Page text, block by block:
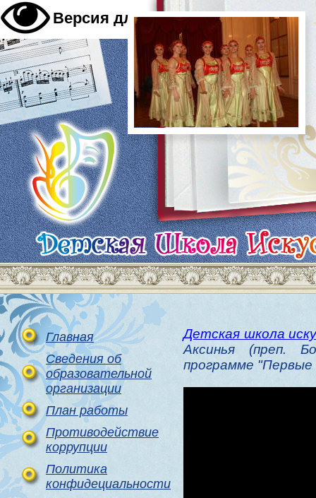
Версия для слабовидящих A A A
Главная
Сведения об
образовательной
организации
План работы
Противодействие
коррупции
Политика
конфидециальности
Детская школа
Аксинья (преп.
программе "Первые